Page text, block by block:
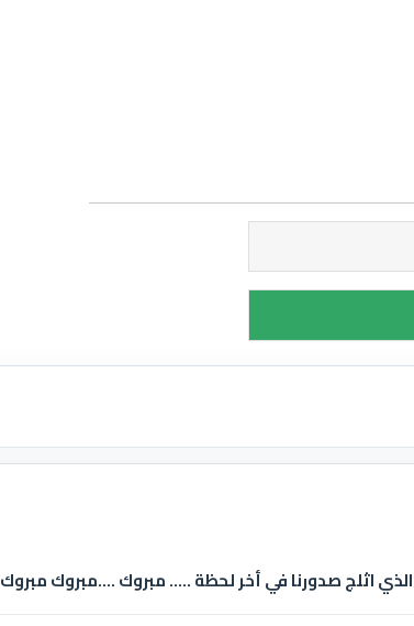
الذي اثلج صدورنا في أخر لحظة ..... مبروك ....مبروك مبروك